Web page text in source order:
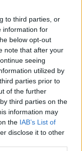
to third parties, or
information for
below opt-out
note that after your
seeing
utilized by
parties prior to
of the further
third parties on the
information may
the IAB’s List of
disclose it to other
ΔΕΗ: Νέα συμφωνία
έργων
των 2 GW σε
και Ουγγαρία